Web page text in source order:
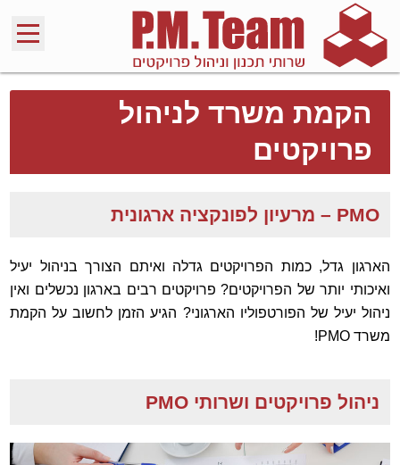
הקמת משרד לניהול
פרויקטים
PMO – מרעיון לפונקציה ארגונית
הארגון גדל, כמות הפרויקטים גדלה ואיתם הצורך בניהול יעיל
ואיכותי יותר של הפרויקטים? פרויקטים רבים בארגון נכשלים ואין
ניהול יעיל של הפורטפוליו הארגוני? הגיע הזמן לחשוב על הקמת
משרד PMO!
ניהול פרויקטים ושרותי PMO